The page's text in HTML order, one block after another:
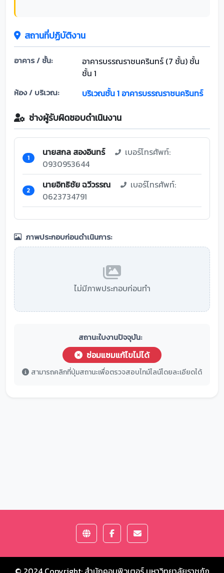
สถานที่ปฏิบัติงาน
อาคาร / ชั้น:
อาคารบรรณราชนครินทร์ (7 ชั้น) ชั้น
ชั้น 1
ห้อง / บริเวณ: บริเวณชั้น 1 อาคารบรรณราชนครินทร์
ช่างผู้รับผิดชอบดำเนินงาน
1 นายสกล สองอินทร์
เบอร์โทรศัพท์:
0930953644
2 นายอิทธิชัย ฉวีวรรณ
เบอร์โทรศัพท์:
0623734791
ภาพประกอบก่อนดำเนินการ:
ไม่มีภาพประกอบก่อนทำ
สถานะใบงานปัจจุบัน:
ซ่อมแซมแก้ไขไม่ได้
สามารถคลิกที่ปุ่มสถานะเพื่อตรวจสอบไทม์ไลน์โดยละเอียดได้